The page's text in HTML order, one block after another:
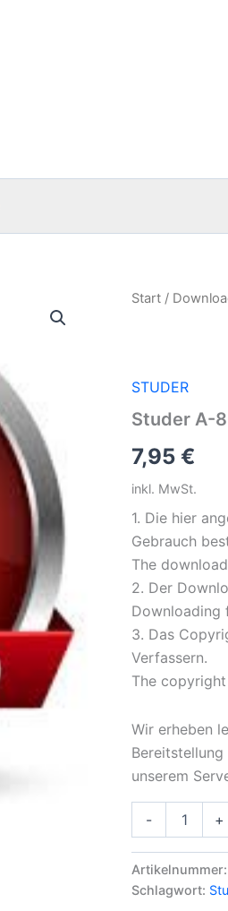
Start /
STUDER
Studer A-
7,95 €
inkl. MwSt.
1. Die hier
Gebrauch
The
2. Der
Downloading
3. Das
Verfassern.
The
Wir erheben
unserem
-
MKII-
Dokumentation
+
Artikelnummer:
Schlagwort: